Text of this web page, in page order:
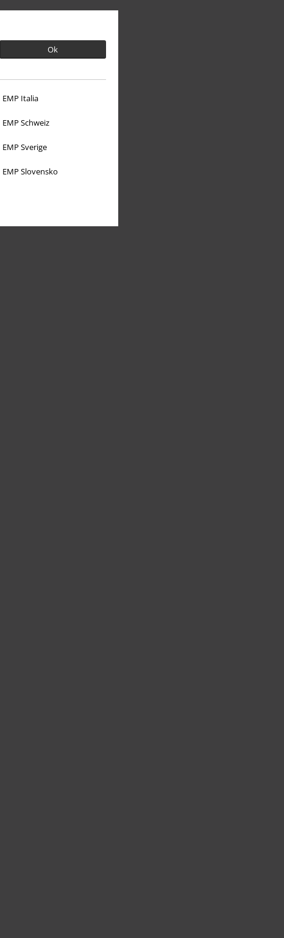
Ok
EMP Italia
EMP Schweiz
EMP Sverige
EMP Slovensko